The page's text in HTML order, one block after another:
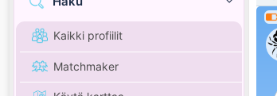
Kaikki profiilit
Matchmaker